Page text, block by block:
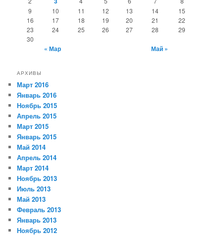
9
10 11 12 13 14
15
16
17 18 19 20 21
22
23
24 25 26 27 28
29
30
« Мар Май »
АРХИВЫ
Март 2016
Январь 2016
Ноябрь 2015
Апрель 2015
Март 2015
Январь 2015
Май 2014
Апрель 2014
Март 2014
Ноябрь 2013
Июль 2013
Май 2013
Февраль 2013
Январь 2013
Ноябрь 2012